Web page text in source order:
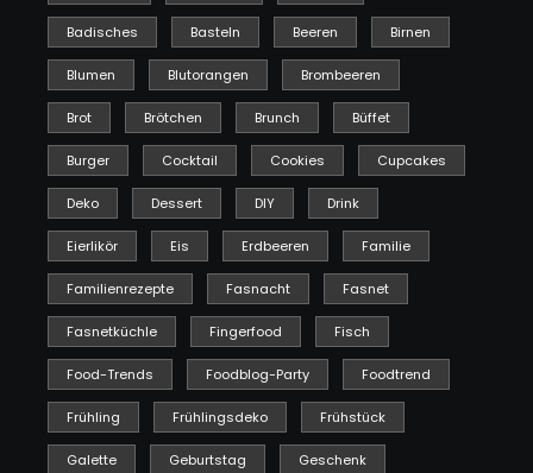
Badisches Basteln Beeren Birnen
Blumen Blutorangen Brombeeren
Brot Brötchen Brunch Büffet
Burger Cocktail Cookies Cupcakes
Deko Dessert DIY Drink
Eierlikör Eis Erdbeeren Familie
Familienrezepte Fasnacht Fasnet
Fasnetküchle Fingerfood Fisch
Food-Trends Foodblog-Party Foodtrend
Frühling Frühlingsdeko Frühstück
Galette Geburtstag Geschenk